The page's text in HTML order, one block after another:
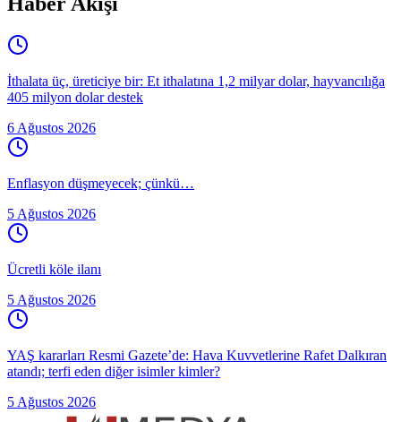
İthalata üç, üreticiye bir: Et ithalatına 1,2 milyar dolar, hayvancılığa
405 milyon dolar destek
6 Ağustos 2026
Enflasyon düşmeyecek; çünkü…
5 Ağustos 2026
Ücretli köle ilanı
5 Ağustos 2026
YAŞ kararları Resmi Gazete’de: Hava Kuvvetlerine Rafet Dalkıran
atandı; terfi eden diğer isimler kimler?
5 Ağustos 2026